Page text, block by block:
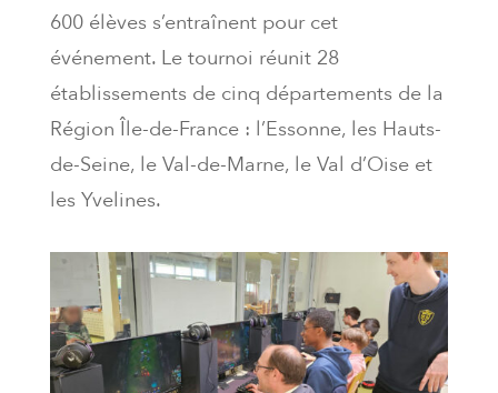
600 élèves s’entraînent pour cet
événement. Le tournoi réunit 28
établissements de cinq départements de la
Région Île-de-France : l’Essonne, les Hauts-
de-Seine, le Val-de-Marne, le Val d’Oise et
les Yvelines.